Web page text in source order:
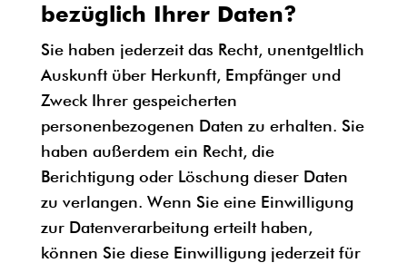
bezüglich Ihrer Daten?
Sie haben jederzeit das Recht, unentgeltlich
Auskunft über Herkunft, Empfänger und
Zweck Ihrer gespeicherten
personenbezogenen Daten zu erhalten. Sie
haben außerdem ein Recht, die
Berichtigung oder Löschung dieser Daten
zu verlangen. Wenn Sie eine Einwilligung
zur Datenverarbeitung erteilt haben,
können Sie diese Einwilligung jederzeit für